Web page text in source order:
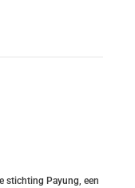
stichting Payung, een